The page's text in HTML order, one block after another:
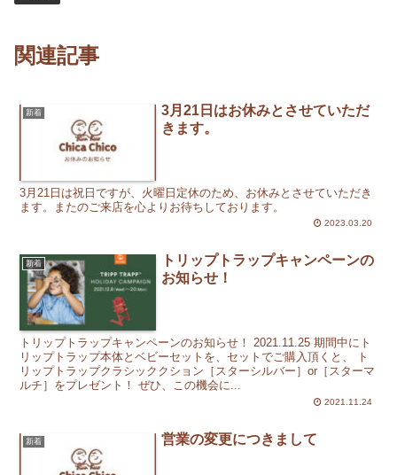
関連記事
新着
3月21日はお休みとさせていただ
きます。
3月21日は祝日ですが、火曜日定休のため、お休みとさせていただき
ます。またのご来店を心よりお待ちしております。
2023.03.20
新着
トリップトラップキャンペーンの
お知らせ！
トリップトラップキャンペーンのお知らせ！ 2021.11.25 期間中にト
リップトラップ本体とベビーセットを、セットでご購入頂くと、 ト
リップトラップクラシッククション［スターシルバー］or［スターマ
ルチ］をプレゼント！ ぜひ、この機会に...
2021.11.24
新着 営業の変更につきまして